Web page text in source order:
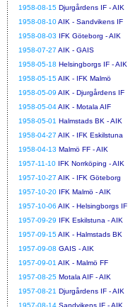
1958-08-15 Djurgårdens IF - AIK
1958-08-10AIK - Sandvikens IF
1958-08-03 IFK Göteborg - AIK
1958-07-27 AIK - GAIS
1958-05-18 Helsingborgs IF - AIK
1958-05-15AIK - IFK Malmö
1958-05-09 AIK - Djurgårdens IF
1958-05-04AIK - Motala AIF
1958-05-01 Halmstads BK - AIK
1958-04-27 AIK - IFK Eskilstuna
1958-04-13 Malmö FF - AIK
1957-11-10 IFK Norrköping - AIK
1957-10-27 AIK - IFK Göteborg
1957-10-20 IFK Malmö - AIK
1957-10-06 AIK - Helsingborgs IF
1957-09-29 IFK Eskilstuna - AIK
1957-09-15AIK - Halmstads BK
1957-09-08 GAIS - AIK
1957-09-01 AIK - Malmö FF
1957-08-25 Motala AIF - AIK
1957-08-21 Djurgårdens IF - AIK
1957-08-14 Sandvikens IF - AIK